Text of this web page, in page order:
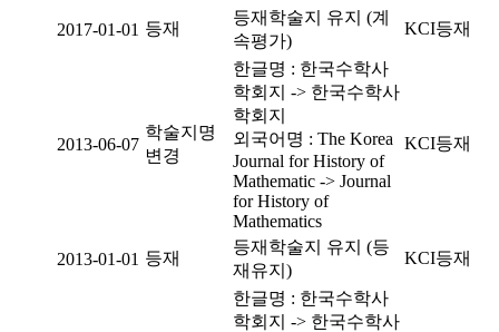
2017-01-01 등재
등재학술지 유지 (계
속평가)
KCI등재
2013-06-07
학술지명
변경
한글명 : 한국수학사
학회지 -> 한국수학사
학회지
외국어명 : The Korea
Journal for History of
Mathematic -> Journal
for History of
Mathematics
KCI등재
2013-01-01 등재
등재학술지 유지 (등
재유지)
KCI등재
한글명 : 한국수학사
학회지 -> 한국수학사